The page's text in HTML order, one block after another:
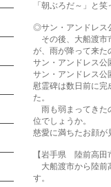
「朝ぶろだ～」と
◎サン・アンドレス
その後、大船渡市
が、雨が降って来た
サン・アンドレス公
サン・アンドレス公
慰霊碑は数日前に完
た。
雨も弱まってきた
位でしょうか。
慈愛に満ちたお顔が
【岩手県 陸前高田
大船渡市から陸前
す。